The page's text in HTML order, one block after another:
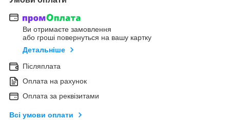
Ви отримаєте замовлення
або гроші повернуться на вашу картку
Детальніше
Післяплата
Оплата на рахунок
Оплата за реквізитами
Всі умови оплати